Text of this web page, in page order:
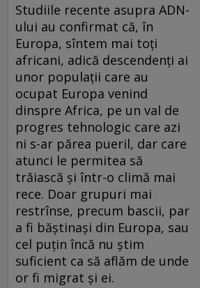
Studiile recente asupra ADN-
ului au confirmat că, în
Europa, sîntem mai toți
africani, adică descendenți ai
unor populații care au
ocupat Europa venind
dinspre Africa, pe un val de
progres tehnologic care azi
ni s-ar părea pueril, dar care
atunci le permitea să
trăiască și într-o climă mai
rece. Doar grupuri mai
restrînse, precum bascii, par
a fi băștinași din Europa, sau
cel puțin încă nu știm
suficient ca să aflăm de unde
or fi migrat și ei.